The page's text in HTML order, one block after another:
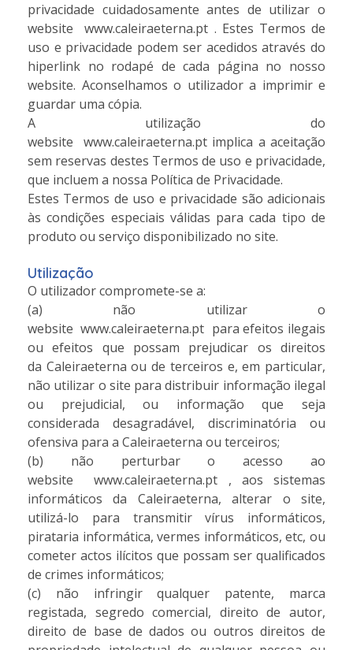
privacidade cuidadosamente antes de utilizar o
website www.caleiraeterna.pt . Estes Termos de
uso e privacidade podem ser acedidos através do
hiperlink no rodapé de cada página no nosso
website. Aconselhamos o utilizador a imprimir e
guardar uma cópia.
A utilização do
website www.caleiraeterna.pt implica a aceitação
sem reservas destes Termos de uso e privacidade,
que incluem a nossa Política de Privacidade.
Estes Termos de uso e privacidade são adicionais
às condições especiais válidas para cada tipo de
produto ou serviço disponibilizado no site.
Utilização
O utilizador compromete-se a:
(a) não utilizar o
website www.caleiraeterna.pt para efeitos ilegais
ou efeitos que possam prejudicar os direitos
da Caleiraeterna ou de terceiros e, em particular,
não utilizar o site para distribuir informação ilegal
ou prejudicial, ou informação que seja
considerada desagradável, discriminatória ou
ofensiva para a Caleiraeterna ou terceiros;
(b) não perturbar o acesso ao
website www.caleiraeterna.pt , aos sistemas
informáticos da Caleiraeterna, alterar o site,
utilizá-lo para transmitir vírus informáticos,
pirataria informática, vermes informáticos, etc, ou
cometer actos ilícitos que possam ser qualificados
de crimes informáticos;
(c) não infringir qualquer patente, marca
registada, segredo comercial, direito de autor,
direito de base de dados ou outros direitos de